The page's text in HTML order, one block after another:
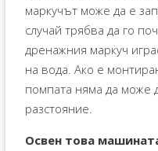
маркучът може да е
случай трябва да го
дренажния маркуч
на вода. Ако е
помпата няма да може
разстояние.
Освен това